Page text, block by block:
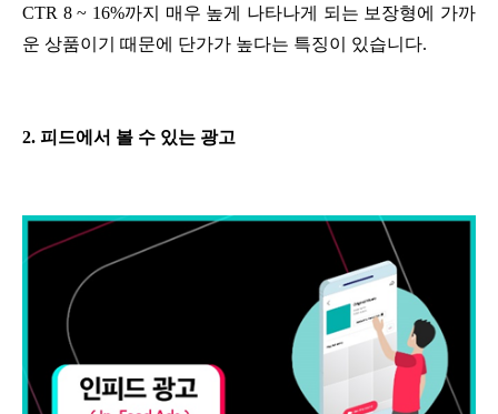
CTR 8 ~ 16%까지 매우 높게 나타나게 되는 보장형에 가까
운 상품이기 때문에 단가가 높다는 특징이 있습니다.
2. 피드에서 볼 수 있는 광고